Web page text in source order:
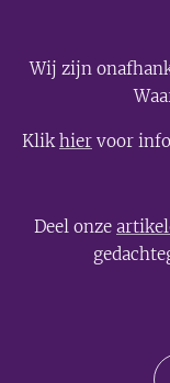
Wij zijn
Klikhier voor
Deel onze